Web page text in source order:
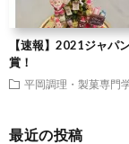
【速報】2021ジャパ
賞！
平岡調理・製菓専門
最近の投稿